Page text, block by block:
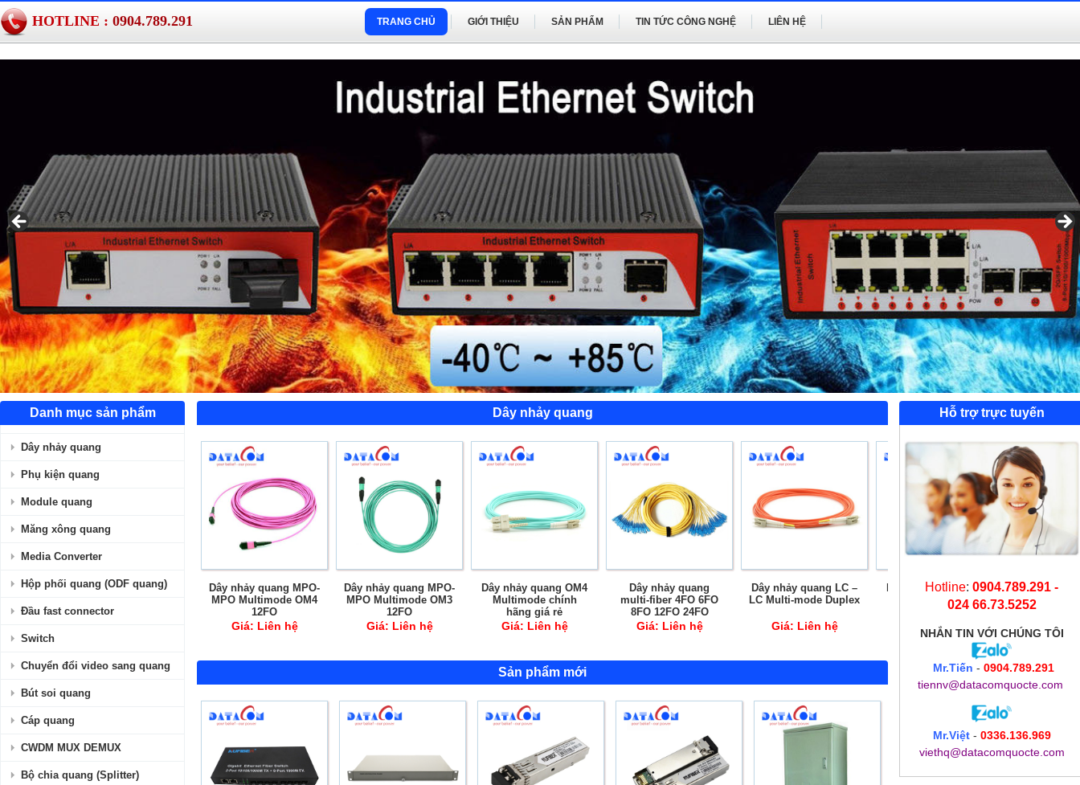
HOTLINE : 0904.789.291 TRANG CHỦ GIỚI THIỆU SẢN PHẨM TIN TỨC CÔNG NGHỆ LIÊN HỆ
Danh mục sản phẩm
Dây nhảy quang
Phụ kiện quang
Module quang
Măng xông quang
Media Converter
Hộp phối quang (ODF quang)
Đầu fast connector
Switch
Chuyển đổi video sang quang
Bút soi quang
Cáp quang
CWDM MUX DEMUX
Bộ chia quang (Splitter)
Dây nhảy quang
Dây nhảy quang MPO-
MPO Multimode OM4
12FO
Giá:Liên hệ
Dây nhảy quang MPO-
MPO Multimode OM3
12FO
Giá:Liên hệ
Dây nhảy quang OM4
Multimode chính
hãng giá rẻ
Giá:Liên hệ
Dây nhảy quang
multi-fiber 4FO 6FO
8FO 12FO 24FO
Giá:Liên hệ
Dây nhảy quang LC –
LC Multi-mode Duplex
Giá:Liên hệ
Dây nhảy quang SC –
SC OM3 Multi-mode
Liên hệ
Dây nhảy
LC OM3
Liên
Sản phẩm mới
Hỗ trợ trực tuyến
Hotline: 0904.789.291 -
024 66.73.5252
NHẮN TIN VỚI CHÚNG TÔI
Mr.Tiến - 0904.789.291
tiennv@datacomquocte.com
Mr.Việt- 0336.136.969
viethq@datacomquocte.com